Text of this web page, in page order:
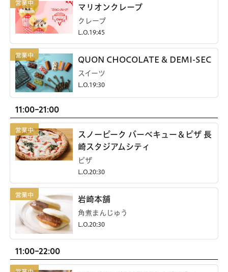
マリオンクレープ
クレープ
L.O.19:45
QUON CHOCOLATE & DEMI-SEC
スイーツ
L.O.19:30
11:00-21:00
スノーピーク バーベキュー＆ピザ 長
崎スタジアムシティ
ピザ
L.O.20:30
岩崎本舗
角煮まんじゅう
L.O.20:30
11:00-22:00